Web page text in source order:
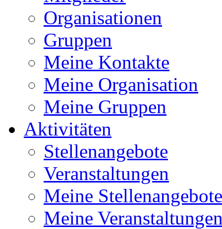
Organisationen
Gruppen
Meine Kontakte
Meine Organisation
Meine Gruppen
Aktivitäten
Stellenangebote
Veranstaltungen
Meine Stellenangebote
Meine